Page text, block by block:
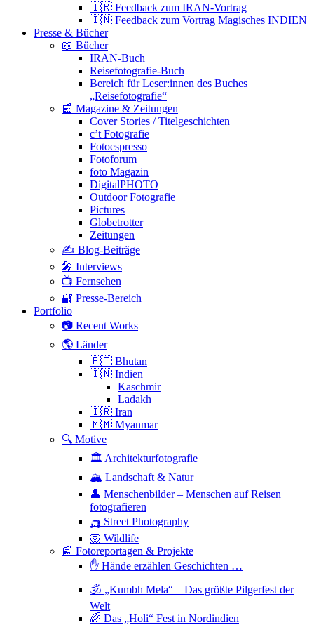
🇮🇷 Feedback zum IRAN-Vortrag
🇮🇳 Feedback zum Vortrag Magisches INDIEN
Presse & Bücher
📖 Bücher
IRAN-Buch
Reisefotografie-Buch
Bereich für Leser:innen des Buches
„Reisefotografie“
📰 Magazine & Zeitungen
Cover Stories / Titelgeschichten
c’t Fotografie
Fotoespresso
Fotoforum
foto Magazin
DigitalPHOTO
Outdoor Fotografie
Pictures
Globetrotter
Zeitungen
✍️ Blog-Beiträge
🎤 Interviews
📺 Fernsehen
🔐 Presse-Bereich
Portfolio
📷 Recent Works
🌎 Länder
🇧🇹 Bhutan
🇮🇳 Indien
Kaschmir
Ladakh
🇮🇷 Iran
🇲🇲 Myanmar
🔍 Motive
🏛 Architekturfotografie
🏔 Landschaft & Natur
👤 Menschenbilder – Menschen auf Reisen
fotografieren
🛺 Street Photography
🦁 Wildlife
📰 Fotoreportagen & Projekte
✋ Hände erzählen Geschichten …
🕉 „Kumbh Mela“ – Das größte Pilgerfest der
Welt
🌈 Das „Holi“ Fest in Nordindien